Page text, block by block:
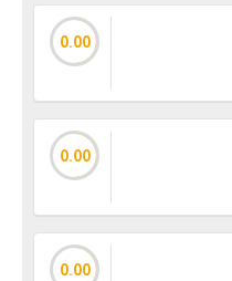
0.00
0.00
0.00